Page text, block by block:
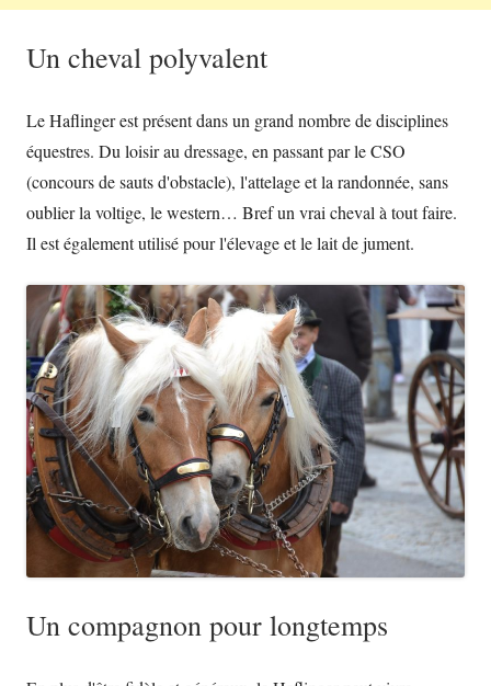
Un cheval polyvalent
Le Haflinger est présent dans un grand nombre de disciplines
équestres. Du loisir au dressage, en passant par le CSO
(concours de sauts d'obstacle), l'attelage et la randonnée, sans
oublier la voltige, le western… Bref un vrai cheval à tout faire.
Il est également utilisé pour l'élevage et le lait de jument.
Un compagnon pour longtemps